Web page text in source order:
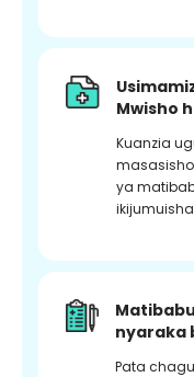
Mwisho
Kuanzia
ya
nyaraka
Pata